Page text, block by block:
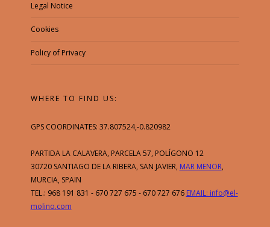
Legal Notice
Cookies
Policy of Privacy
WHERE TO FIND US:
GPS COORDINATES: 37.807524,-0.820982
PARTIDA LA CALAVERA, PARCELA 57, POLÍGONO 12
30720 SANTIAGO DE LA RIBERA, SAN JAVIER, MAR MENOR,
MURCIA, SPAIN
TEL.: 968 191 831 - 670 727 675 - 670 727 676 EMAIL: info@el-
molino.com